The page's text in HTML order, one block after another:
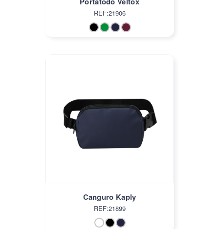
REF:21906
Canguro Kaply
REF:21899